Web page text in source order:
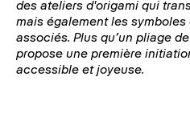
des ateliers d'origami qui
mais également les
associés. Plus qu’un pliage
propose une première
accessible et joyeuse.